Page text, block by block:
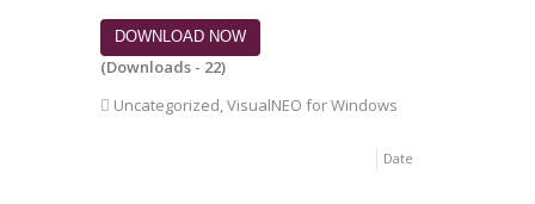
DOWNLOAD NOW
(Downloads - 22)
Uncategorized,VisualNEO for Windows
Date